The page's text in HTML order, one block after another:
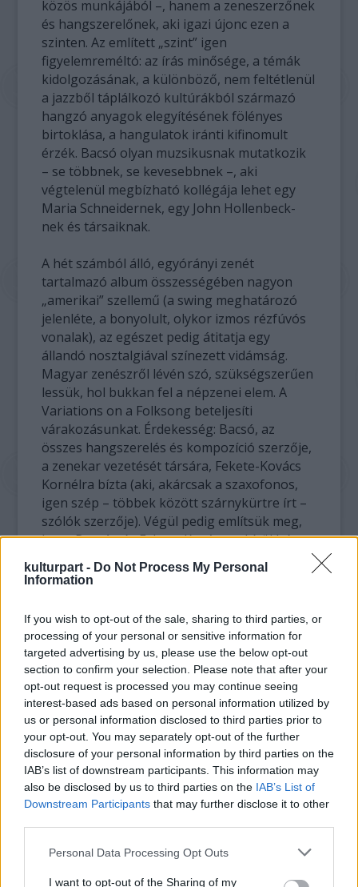
kulturpart - Do Not Process My Personal
Information
If you wish to opt-out of the sale, sharing to third parties, or
processing of your personal or sensitive information for
targeted advertising by us, please use the below opt-out
section to confirm your selection. Please note that after your
opt-out request is processed you may continue seeing
interest-based ads based on personal information utilized by
us or personal information disclosed to third parties prior to
your opt-out. You may separately opt-out of the further
disclosure of your personal information by third parties on the
IAB’s list of downstream participants. This information may
also be disclosed by us to third parties on the IAB’s List of
Downstream Participants that may further disclose it to other
Please note that this website/app uses one or more Google
not limited to your visit or usage behaviour. You may click to
Personal Data Processing Opt Outs
I want to opt-out of the Sharing of my
közös munkájából –, hanem a zeneszerzőnek
és hangszerelőnek, aki igazi újonc ezen a
szinten. Az említett „szint” igen
figyelemreméltó: az írás minősége, a témák
kidolgozásának, a különböző, nem feltétlenül
a jazzből táplálkozó kultúrákból származó
hangzó anyagok elegyítésének fölényes
birtoklása, a hangulatok iránti kifinomult
érzék. Bacsó olyan muzsikusnak mutatkozik
– se többnek, se kevesebbnek –, aki
végtelenül megbízható kollégája lehet egy
Maria Schneidernek, egy John Hollenbeck-
nek és társaiknak.
A hét számból álló, egyórányi zenét
tartalmazó album összességében nagyon
„amerikai” szellemű (a swing meghatározó
jelenléte, a bonyolult, olykor izmos rézfúvós
vonalak), az egészet pedig átitatja egy
állandó nosztalgiával színezett vidámság.
Magyar zenészről lévén szó, szükségszerűen
lessük, hol bukkan fel a népzenei elem. A
Variations on a Folksong beteljesíti
várakozásunkat. Érdekesség: Bacsó, az
összes hangszerelés és kompozíció szerzője,
a zenekar vezetését társára, Fekete-Kovács
Kornélra bízta (aki, akárcsak a szaxofonos,
igen szép – többek között szárnykürtre írt –
szólók szerzője). Végül pedig említsük meg,
hogy Bacsón és Fekete-Kovácson kívül húsz
muzsikust hívtak meg erre a felvételre. Ami
azt jelzi, hogy a magyar (jazz)szcéna
Bacsó Kristóf és Fekete-Kovács Kornél (Fotó: mao.hu)
Bacsó Kristóf szólistaként, hangszerelőként
és zeneszerzőként eddig is fontos
közreműködője volt a Modern Art
Orchestrának, a 2009-esEcletic Path
lemezük